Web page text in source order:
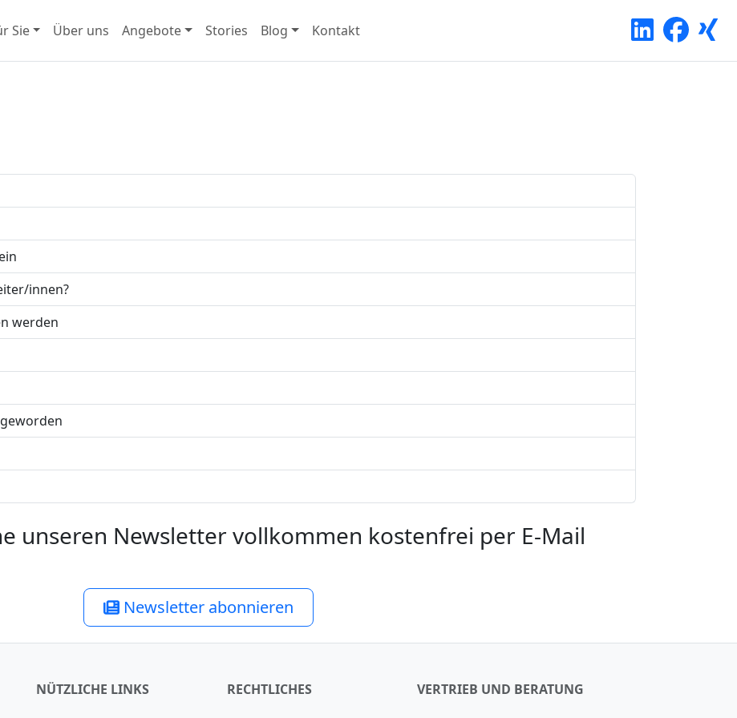
Sie Über uns Angebote Stories Blog Kontakt
innen?
werden
unseren Newsletter vollkommen kostenfrei per E-Mail
Newsletter abonnieren
NÜTZLICHE LINKS RECHTLICHES VERTRIEB UND BERATUNG